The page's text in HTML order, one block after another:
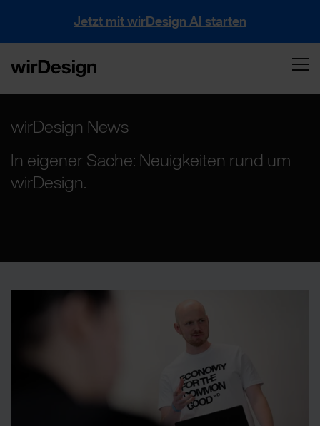
Jetzt mit wirDesign AI starten
wirDesign News
In eigener Sache: Neuigkeiten rund um
wirDesign.